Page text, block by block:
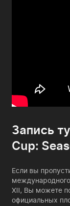
Запись
Cup:
Если вы
XII, Вы можете
официальных